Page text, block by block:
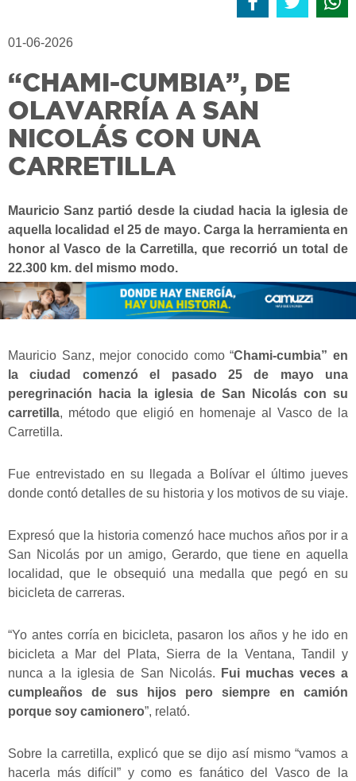
01-06-2026
“CHAMI-CUMBIA”, DE
OLAVARRÍA A SAN
NICOLÁS CON UNA
CARRETILLA
Mauricio Sanz partió desde la ciudad hacia la iglesia de
aquella localidad el 25 de mayo. Carga la herramienta en
honor al Vasco de la Carretilla, que recorrió un total de
22.300 km. del mismo modo.
Mauricio Sanz, mejor conocido como “Chami-cumbia” en
la ciudad comenzó el pasado 25 de mayo una
peregrinación hacia la iglesia de San Nicolás con su
carretilla, método que eligió en homenaje al Vasco de la
Carretilla.
Fue entrevistado en su llegada a Bolívar el último jueves
donde contó detalles de su historia y los motivos de su viaje.
Expresó que la historia comenzó hace muchos años por ir a
San Nicolás por un amigo, Gerardo, que tiene en aquella
localidad, que le obsequió una medalla que pegó en su
bicicleta de carreras.
“Yo antes corría en bicicleta, pasaron los años y he ido en
bicicleta a Mar del Plata, Sierra de la Ventana, Tandil y
nunca a la iglesia de San Nicolás.
Fui muchas veces a
cumpleaños de sus hijos pero siempre en camión
porque soy camionero”, relató.
Sobre la carretilla, explicó que se dijo así mismo “vamos a
hacerla más difícil” y como es fanático del Vasco de la